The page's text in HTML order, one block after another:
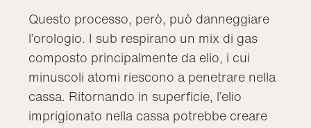
Questo processo, però, può danneggiare
l’orologio. I sub respirano un mix di gas
composto principalmente da elio, i cui
minuscoli atomi riescono a penetrare nella
cassa. Ritornando in superficie, l’elio
imprigionato nella cassa potrebbe creare